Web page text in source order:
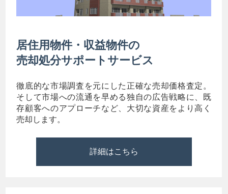
居住用物件・収益物件の
売却処分サポートサービス
徹底的な市場調査を元にした正確な売却価格査定。
そして市場への流通を早める独自の広告戦略に、既
存顧客へのアプローチなど、大切な資産をより高く
売却します。
詳細はこちら